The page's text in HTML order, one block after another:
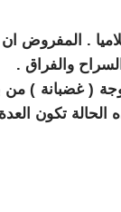
. المفروض
والفراق .
( غضبانة ) من
الحالة تكون